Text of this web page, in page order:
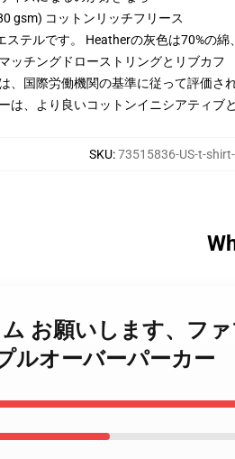
gsm) コットンリッチフリース
ステルです。 Heatherの灰色は70%の
ッチングドローストリングとリブカフ
、国際労働機関の基準に従って評価され
は、より良いコットンイニシアティ
SKU:73515836-US-t-
お願いします、フ
ルオーバーパーカー